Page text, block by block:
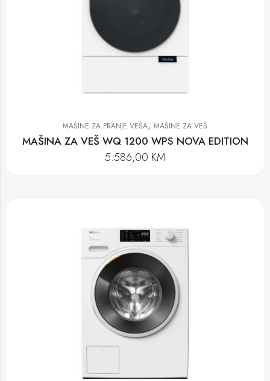
MAŠINE ZA PRANJE VEŠA, MAŠINE ZA VEŠ
MAŠINA ZA VEŠ WQ 1200 WPS NOVA EDITION
5.586,00 KM